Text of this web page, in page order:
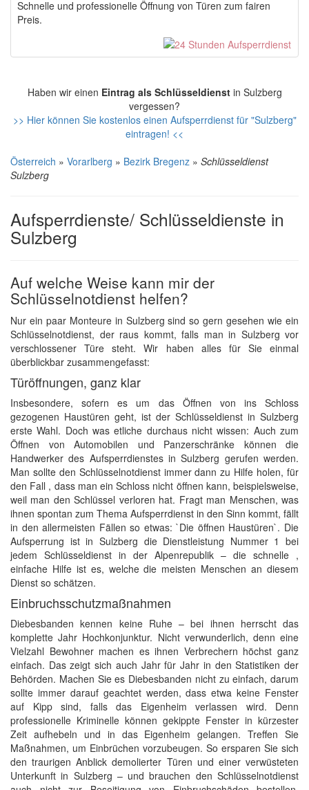
Schnelle und professionelle Öffnung von Türen zum fairen
Preis.
Haben wir einen Eintrag als Schlüsseldienstin Sulzberg
vergessen?
>> Hier können Sie kostenlos einen Aufsperrdienst für "Sulzberg"
eintragen! <<
Österreich » Vorarlberg » Bezirk Bregenz » Schlüsseldienst
Sulzberg
Aufsperrdienste/ Schlüsseldienste in
Sulzberg
Auf welche Weise kann mir der
Schlüsselnotdienst helfen?
Nur ein paar Monteure in Sulzberg sind so gern gesehen wie ein
Schlüsselnotdienst, der raus kommt, falls man in Sulzberg vor
verschlossener Türe steht. Wir haben alles für Sie einmal
überblickbar zusammengefasst:
Türöffnungen, ganz klar
Insbesondere, sofern es um das Öffnen von ins Schloss
gezogenen Haustüren geht, ist der Schlüsseldienst in Sulzberg
erste Wahl. Doch was etliche durchaus nicht wissen: Auch zum
Öffnen von Automobilen und Panzerschränke können die
Handwerker des Aufsperrdienstes in Sulzberg gerufen werden.
Man sollte den Schlüsselnotdienst immer dann zu Hilfe holen, für
den Fall , dass man ein Schloss nicht öffnen kann, beispielsweise,
weil man den Schlüssel verloren hat. Fragt man Menschen, was
ihnen spontan zum Thema Aufsperrdienst in den Sinn kommt, fällt
in den allermeisten Fällen so etwas: `Die öffnen Haustüren`. Die
Aufsperrung ist in Sulzberg die Dienstleistung Nummer 1 bei
jedem Schlüsseldienst in der Alpenrepublik – die schnelle ,
einfache Hilfe ist es, welche die meisten Menschen an diesem
Dienst so schätzen.
Einbruchsschutzmaßnahmen
Diebesbanden kennen keine Ruhe – bei ihnen herrscht das
komplette Jahr Hochkonjunktur. Nicht verwunderlich, denn eine
Vielzahl Bewohner machen es ihnen Verbrechern höchst ganz
einfach. Das zeigt sich auch Jahr für Jahr in den Statistiken der
Behörden. Machen Sie es Diebesbanden nicht zu einfach, darum
sollte immer darauf geachtet werden, dass etwa keine Fenster
auf Kipp sind, falls das Eigenheim verlassen wird. Denn
professionelle Kriminelle können gekippte Fenster in kürzester
Zeit aufhebeln und in das Eigenheim gelangen. Treffen Sie
Maßnahmen, um Einbrüchen vorzubeugen. So ersparen Sie sich
den traurigen Anblick demolierter Türen und einer verwüsteten
Unterkunft in Sulzberg – und brauchen den Schlüsselnotdienst